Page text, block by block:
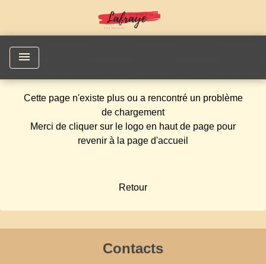
menu
Cette page n'existe plus ou a rencontré un problème
de chargement
Merci de cliquer sur le logo en haut de page pour
revenir à la page d'accueil
Retour
Contacts